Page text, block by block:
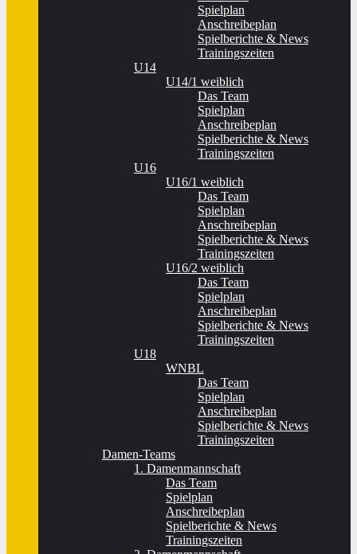
Spielplan
Anschreibeplan
Spielberichte & News
Trainingszeiten
U14
U14/1 weiblich
Das Team
Spielplan
Anschreibeplan
Spielberichte & News
Trainingszeiten
U16
U16/1 weiblich
Das Team
Spielplan
Anschreibeplan
Spielberichte & News
Trainingszeiten
U16/2 weiblich
Das Team
Spielplan
Anschreibeplan
Spielberichte & News
Trainingszeiten
U18
WNBL
Das Team
Spielplan
Anschreibeplan
Spielberichte & News
Trainingszeiten
Damen-Teams
1. Damenmannschaft
Das Team
Spielplan
Anschreibeplan
Spielberichte & News
Trainingszeiten